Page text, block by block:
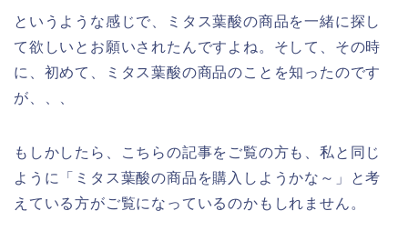
というような感じで、ミタス葉酸の商品を一緒に探し
て欲しいとお願いされたんですよね。そして、その時
に、初めて、ミタス葉酸の商品のことを知ったのです
が、、、
もしかしたら、こちらの記事をご覧の方も、私と同じ
ように「ミタス葉酸の商品を購入しようかな～」と考
えている方がご覧になっているのかもしれません。